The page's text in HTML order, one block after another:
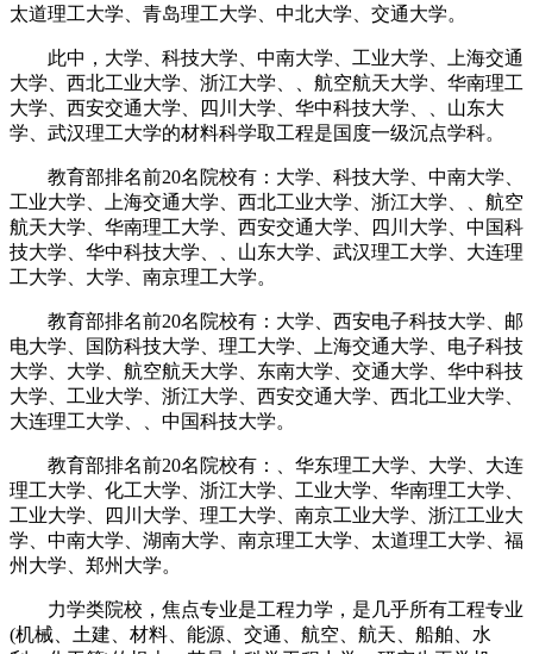
太道理工大学、青岛理工大学、中北大学、交通大学。
此中，大学、科技大学、中南大学、工业大学、上海交通
大学、西北工业大学、浙江大学、、航空航天大学、华南理工
大学、西安交通大学、四川大学、华中科技大学、、山东大
学、武汉理工大学的材料科学取工程是国度一级沉点学科。
教育部排名前20名院校有：大学、科技大学、中南大学、
工业大学、上海交通大学、西北工业大学、浙江大学、、航空
航天大学、华南理工大学、西安交通大学、四川大学、中国科
技大学、华中科技大学、、山东大学、武汉理工大学、大连理
工大学、大学、南京理工大学。
教育部排名前20名院校有：大学、西安电子科技大学、邮
电大学、国防科技大学、理工大学、上海交通大学、电子科技
大学、大学、航空航天大学、东南大学、交通大学、华中科技
大学、工业大学、浙江大学、西安交通大学、西北工业大学、
大连理工大学、、中国科技大学。
教育部排名前20名院校有：、华东理工大学、大学、大连
理工大学、化工大学、浙江大学、工业大学、华南理工大学、
工业大学、四川大学、理工大学、南京工业大学、浙江工业大
学、中南大学、湖南大学、南京理工大学、太道理工大学、福
州大学、郑州大学。
力学类院校，焦点专业是工程力学，是几乎所有工程专业
(机械、土建、材料、能源、交通、航空、航天、船舶、水